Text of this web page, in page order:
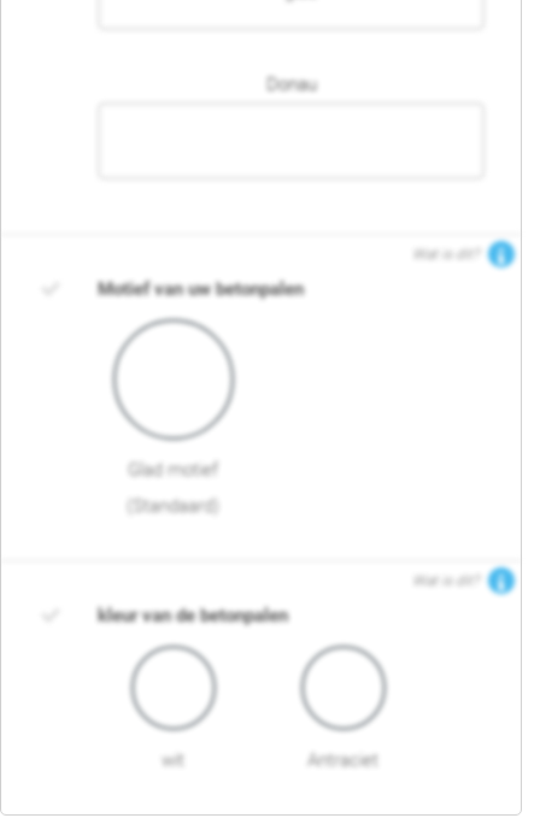
Donau
Wat is dit?
Motief van uw betonpalen
Glad motief
(Standaard)
Wat is dit?
kleur van de betonpalen
wit Antraciet